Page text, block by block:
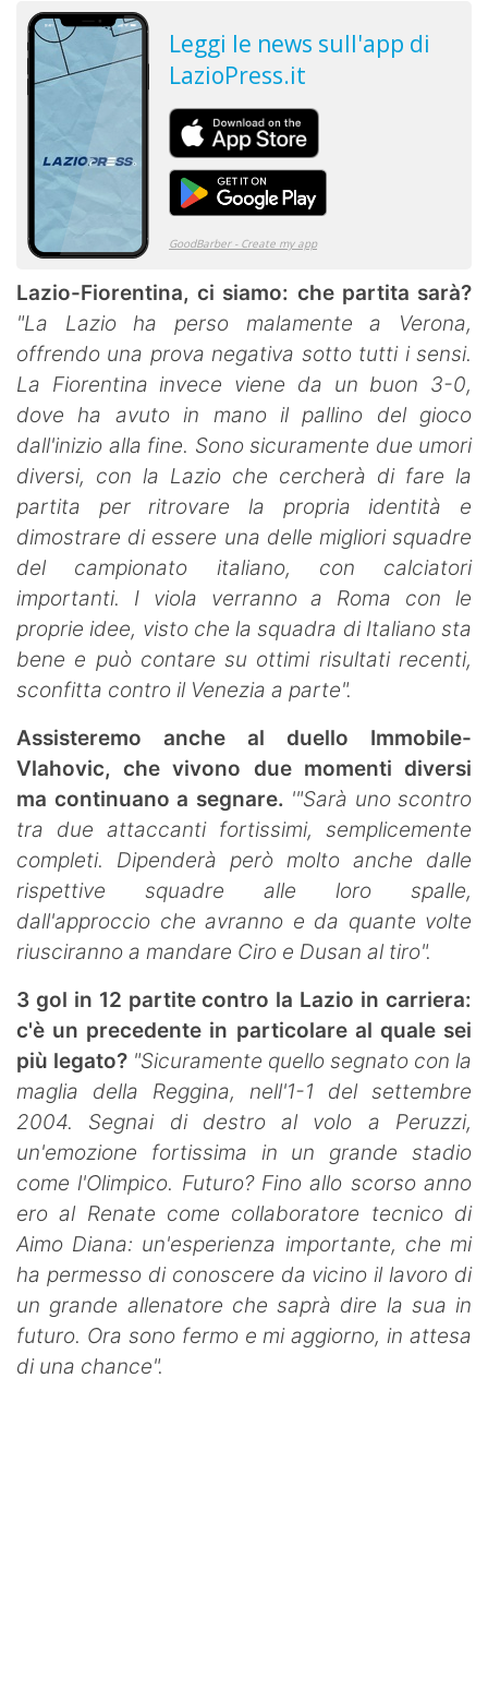
Lazio-Fiorentina, ci siamo: che partita sarà?
"La Lazio ha perso malamente a Verona,
offrendo una prova negativa sotto tutti i sensi.
La Fiorentina invece viene da un buon 3-0,
dove ha avuto in mano il pallino del gioco
dall'inizio alla fine. Sono sicuramente due umori
diversi, con la Lazio che cercherà di fare la
partita per ritrovare la propria identità e
dimostrare di essere una delle migliori squadre
del campionato
italiano, con calciatori
importanti. I viola verranno a Roma con le
proprie idee, visto che la squadra di Italiano sta
bene e può contare su ottimi risultati recenti,
sconfitta contro il Venezia a parte".
Assisteremo anche al duello Immobile-
Vlahovic, che vivono due momenti diversi
ma continuano a segnare. '"Sarà uno scontro
tra due attaccanti fortissimi, semplicemente
completi. Dipenderà però molto anche dalle
rispettive squadre
alle loro spalle,
dall'approccio che avranno e da quante volte
riusciranno a mandare Ciro e Dusan al tiro".
3 gol in 12 partite contro la Lazio in carriera:
c'è un precedente in particolare al quale sei
più legato? "Sicuramente quello segnato con la
maglia della Reggina, nell'1-1 del settembre
2004. Segnai di destro al volo a Peruzzi,
un'emozione fortissima in un grande stadio
come l'Olimpico. Futuro? Fino allo scorso anno
ero al Renate come collaboratore tecnico di
Aimo Diana: un'esperienza importante, che mi
ha permesso di conoscere da vicino il lavoro di
un grande allenatore che saprà dire la sua in
futuro. Ora sono fermo e mi aggiorno, in attesa
di una chance".